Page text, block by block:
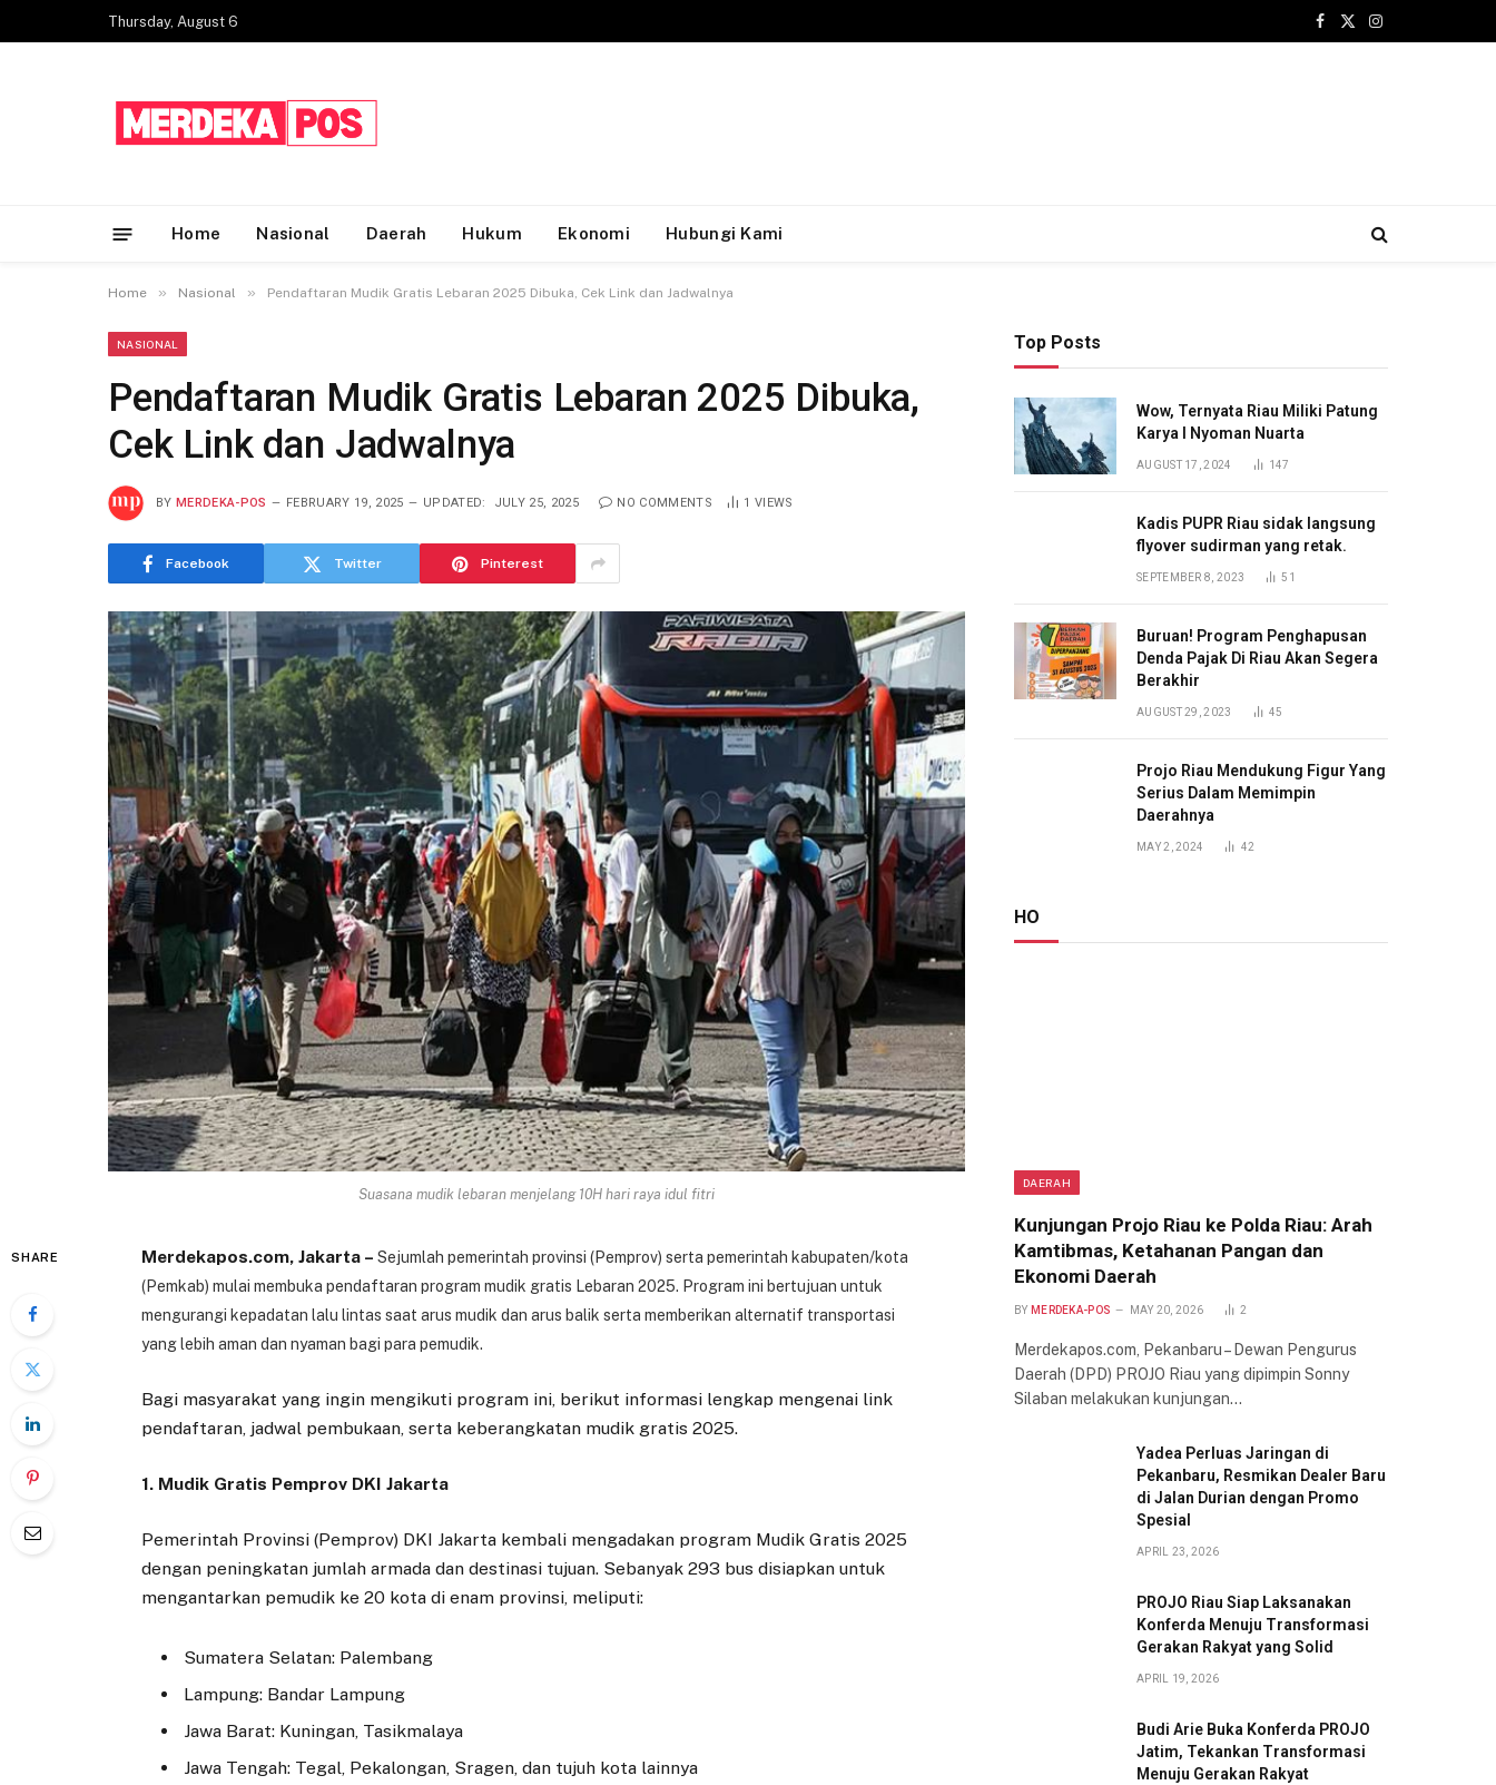
Thursday, August 6
Facebook
X
Instagram
Home Nasional Daerah Hukum Ekonomi Hubungi Kami
Home » Nasional » Pendaftaran Mudik Gratis Lebaran 2025 Dibuka, Cek Link dan Jadwalnya
NASIONAL
Pendaftaran Mudik Gratis Lebaran 2025 Dibuka,
Cek Link dan Jadwalnya
BY MERDEKA-POS FEBRUARY 19, 2025 UPDATED: JULY 25, 2025 NO COMMENTS 1 VIEWS
Facebook Twitter Pinterest
Suasana mudik lebaran menjelang 10H hari raya idul fitri
SHARE Merdekapos.com, Jakarta –Sejumlah pemerintah provinsi (Pemprov) serta pemerintah kabupaten/kota
(Pemkab) mulai membuka pendaftaran program mudik gratis Lebaran 2025. Program ini bertujuan untuk
mengurangi kepadatan lalu lintas saat arus mudik dan arus balik serta memberikan alternatif transportasi
yang lebih aman dan nyaman bagi para pemudik.
Bagi masyarakat yang ingin mengikuti program ini, berikut informasi lengkap mengenai link
pendaftaran, jadwal pembukaan, serta keberangkatan mudik gratis 2025.
1. Mudik Gratis Pemprov DKI Jakarta
Pemerintah Provinsi (Pemprov) DKI Jakarta kembali mengadakan program Mudik Gratis 2025
dengan peningkatan jumlah armada dan destinasi tujuan. Sebanyak 293 bus disiapkan untuk
mengantarkan pemudik ke 20 kota di enam provinsi, meliputi:
Sumatera Selatan: Palembang
Lampung: Bandar Lampung
Jawa Barat: Kuningan, Tasikmalaya
Jawa Tengah: Tegal, Pekalongan, Sragen, dan tujuh kota lainnya
Top Posts
Wow, Ternyata Riau Miliki Patung
Karya I Nyoman Nuarta
AUGUST 17, 2024 147
Kadis PUPR Riau sidak langsung
flyover sudirman yang retak.
SEPTEMBER 8, 2023 51
Buruan! Program Penghapusan
Denda Pajak Di Riau Akan Segera
Berakhir
AUGUST 29, 2023 45
Projo Riau Mendukung Figur Yang
Serius Dalam Memimpin
Daerahnya
MAY 2, 2024 42
HO
DAERAH
Kunjungan Projo Riau ke Polda Riau: Arah
Kamtibmas, Ketahanan Pangan dan
Ekonomi Daerah
BY MERDEKA-POS MAY 20, 2026 2
Merdekapos.com, Pekanbaru – Dewan Pengurus
Daerah (DPD) PROJO Riau yang dipimpin Sonny
Silaban melakukan kunjungan…
Yadea Perluas Jaringan di
Pekanbaru, Resmikan Dealer Baru
di Jalan Durian dengan Promo
Spesial
APRIL 23, 2026
PROJO Riau Siap Laksanakan
Konferda Menuju Transformasi
Gerakan Rakyat yang Solid
APRIL 19, 2026
Budi Arie Buka Konferda PROJO
Jatim, Tekankan Transformasi
Menuju Gerakan Rakyat